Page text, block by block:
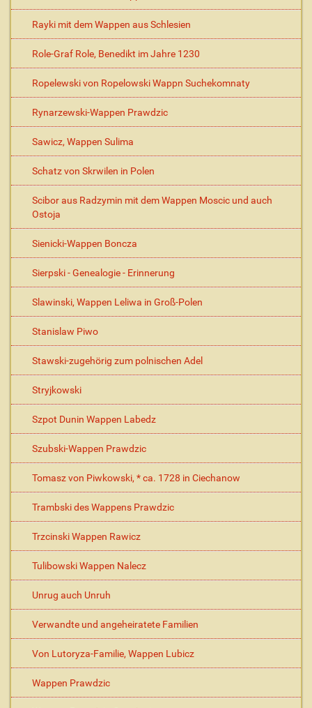
Rayki mit dem Wappen aus Schlesien
Role-Graf Role, Benedikt im Jahre 1230
Ropelewski von Ropelowski Wappn Suchekomnaty
Rynarzewski-Wappen Prawdzic
Sawicz, Wappen Sulima
Schatz von Skrwilen in Polen
Scibor aus Radzymin mit dem Wappen Moscic und auch
Ostoja
Sienicki-Wappen Boncza
Sierpski - Genealogie - Erinnerung
Slawinski, Wappen Leliwa in Groß-Polen
Stanislaw Piwo
Stawski-zugehörig zum polnischen Adel
Stryjkowski
Szpot Dunin Wappen Labedz
Szubski-Wappen Prawdzic
Tomasz von Piwkowski, * ca. 1728 in Ciechanow
Trambski des Wappens Prawdzic
Trzcinski Wappen Rawicz
Tulibowski Wappen Nalecz
Unrug auch Unruh
Verwandte und angeheiratete Familien
Von Lutoryza-Familie, Wappen Lubicz
Wappen Prawdzic